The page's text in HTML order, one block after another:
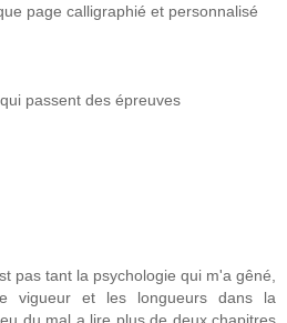
page calligraphié et personnalisé
passent des épreuves
pas tant la psychologie qui m'a gêné,
vigueur et les longueurs dans la
du mal a lire plus de deux chapitres